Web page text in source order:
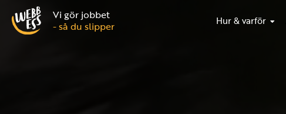
Vi gör jobbet
- så du slipper
Hur & varför